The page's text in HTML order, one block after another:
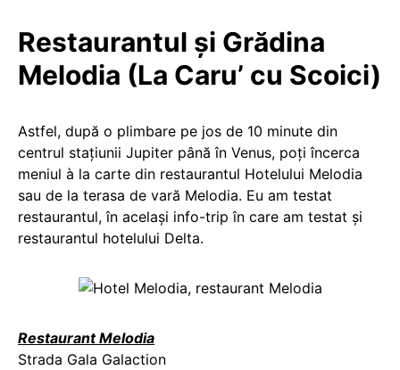
Restaurantul și Grădina
Melodia (La Caru’ cu Scoici)
Astfel, după o plimbare pe jos de 10 minute din
centrul stațiunii Jupiter până în Venus, poți încerca
meniul à la carte din restaurantul Hotelului Melodia
sau de la terasa de vară Melodia. Eu am testat
restaurantul, în același info-trip în care am testat și
restaurantul hotelului Delta.
Restaurant Melodia
Strada Gala Galaction